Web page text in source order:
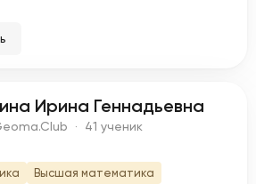
Ирина Геннадьевна
· 41 ученик
Высшая математика